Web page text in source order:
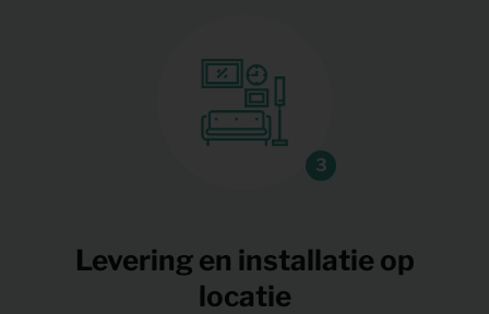
Levering en installatie op
locatie